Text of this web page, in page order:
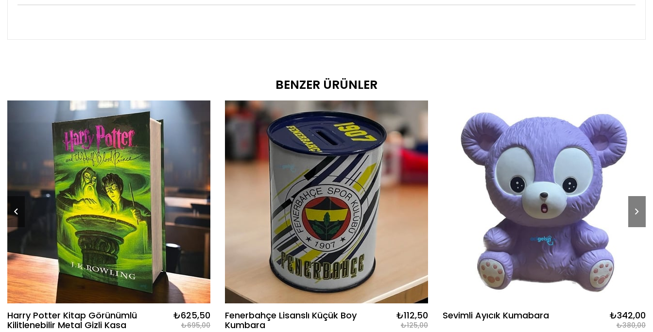
BENZER ÜRÜNLER
Harry Potter Kitap Görünümlü
Kilitlenebilir Metal Gizli Kasa
₺625,50
₺695,00
Fenerbahçe Lisanslı Küçük Boy
Kumbara
₺112,50
₺125,00
Sevimli Ayıcık Kumabara ₺342,00
₺380,00